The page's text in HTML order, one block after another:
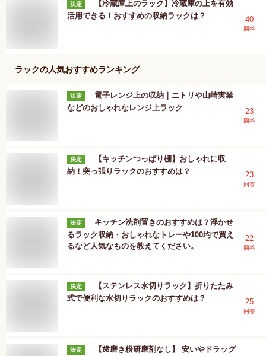
決定
【冷蔵庫上のラック】冷蔵庫の上を有効
活用できる！おすすめの収納ラックは？
40
回答
ラックの人気おすすめランキング
決定
電子レンジ上の収納｜ニトリや山崎実業
などのおしゃれなレンジ上ラック
23
回答
決定
【キッチンつっぱり棚】おしゃれに収
納！突っ張りラックのおすすめは？
23
回答
決定
キッチン洗剤置きのおすすめは？浮かせ
るラック収納・おしゃれなトレーや100均で買え
るなど人気なものを教えてください。
22
回答
決定
【ステンレス水切りラック】折りたたみ
式で便利な水切りラックのおすすめは？
25
回答
決定
【歯磨き粉研磨剤なし】 安いやドラッグ